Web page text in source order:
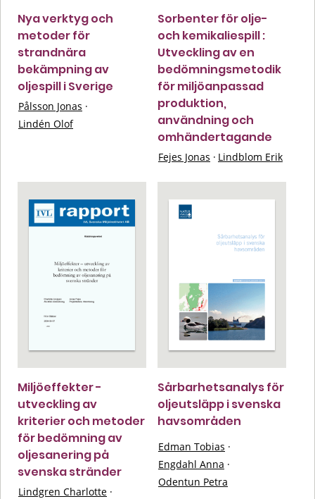
Nya verktyg och
metoder för
strandnära
bekämpning av
oljespill i Sverige
Pålsson Jonas ·
Lindén Olof
Sorbenter för olje-
och kemikaliespill :
Utveckling av en
bedömningsmetodik
för miljöanpassad
produktion,
användning och
omhändertagande
Fejes Jonas · Lindblom Erik
Miljöeffekter -
utveckling av
kriterier och metoder
för bedömning av
oljesanering på
svenska stränder
Lindgren Charlotte ·
Sårbarhetsanalys för
oljeutsläpp i svenska
havsområden
Edman Tobias ·
Engdahl Anna ·
Odentun Petra